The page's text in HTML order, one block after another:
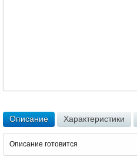
Описание Характеристики
Описание готовится